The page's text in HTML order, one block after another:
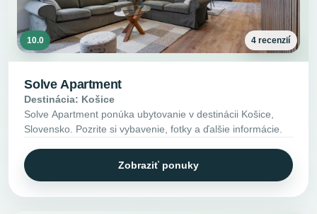
10.0 4 recenzií
Solve Apartment
Destinácia: Košice
Solve Apartment ponúka ubytovanie v destinácii Košice,
Slovensko. Pozrite si vybavenie, fotky a ďalšie informácie.
Zobraziť ponuky